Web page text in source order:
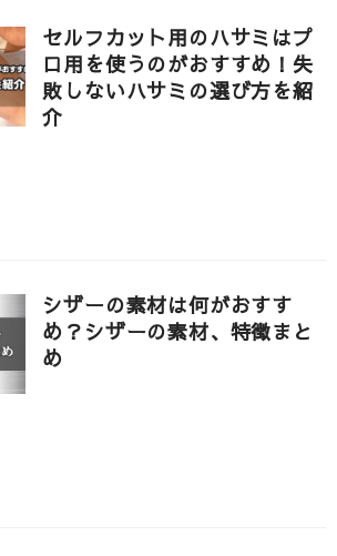
セルフカット用のハサミはプ
ロ用を使うのがおすすめ！失
敗しないハサミの選び方を紹
介
シザーの素材は何がおすす
め？シザーの素材、特徴まと
め